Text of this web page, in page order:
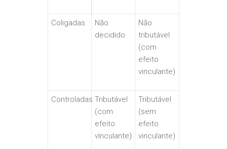
Coligadas
Não
decidido
Não
tributável
(com
efeito
vinculante)
Controladas Tributável
(com
efeito
vinculante)
Tributável
(sem
efeito
vinculante)